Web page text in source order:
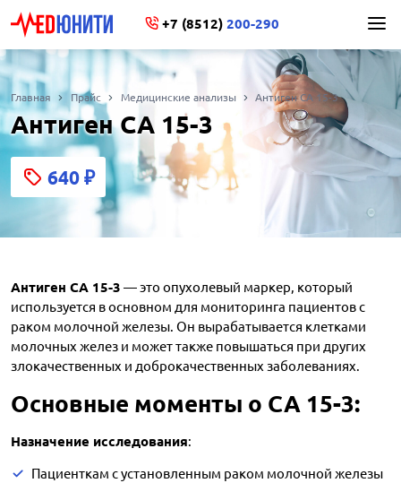
+7 (8512) 200-290
Главная Прайс Медицинские анализы Антиген CA 15-3
Антиген CA 15-3
640 ₽
Антиген CA 15-3 — это опухолевый маркер, который
используется в основном для мониторинга пациентов с
раком молочной железы. Он вырабатывается клетками
молочных желез и может также повышаться при других
злокачественных и доброкачественных заболеваниях.
Основные моменты о CA 15-3:
Назначение исследования:
Пациенткам с установленным раком молочной железы